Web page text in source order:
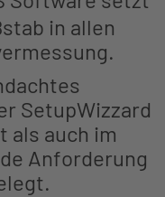
in allen
SetupWizzard
als auch im
Anforderung